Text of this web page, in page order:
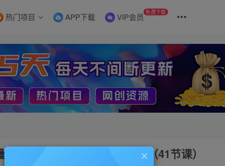
热门项目 APP下载 VIP会员 免费下载
决方案，三个月成交额千万（41节课）